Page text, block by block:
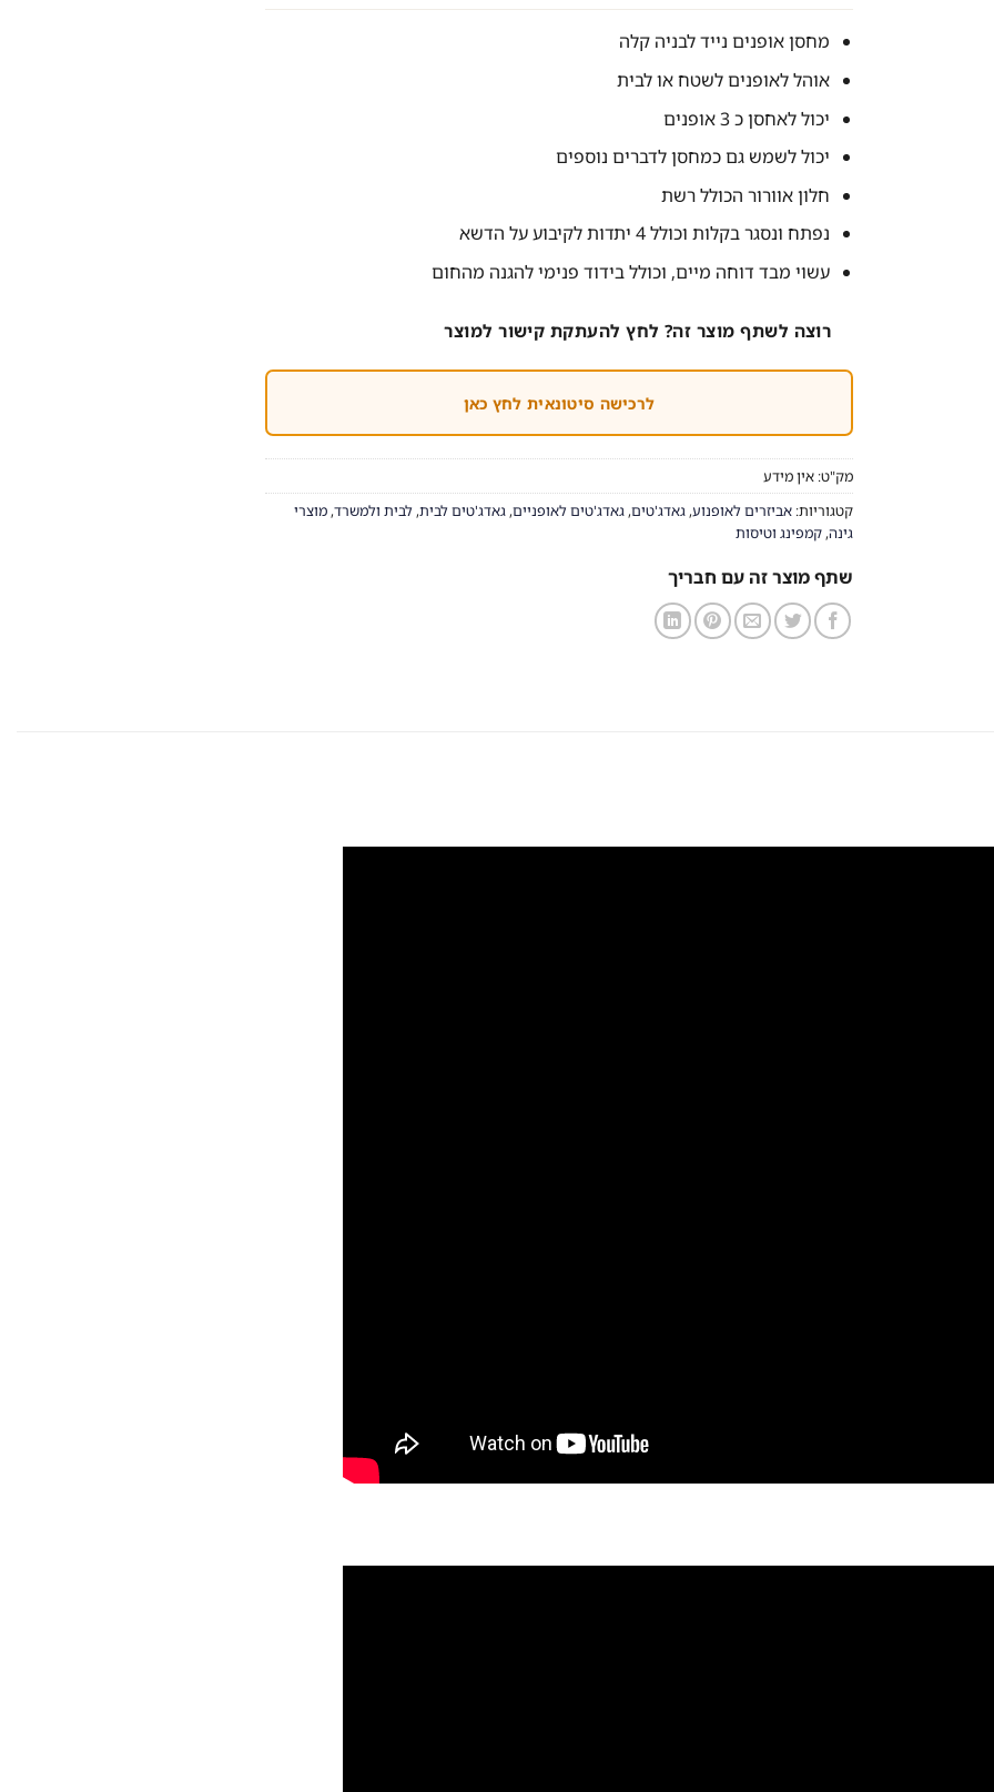
מחסן אופנים נייד לבניה קלה
אוהל לאופנים לשטח או לבית
יכול לאחסן כ 3 אופנים
יכול לשמש גם כמחסן לדברים נוספים
חלון אוורור הכולל רשת
נפתח ונסגר בקלות וכולל 4 יתדות לקיבוע על הדשא
עשוי מבד דוחה מיים, וכולל בידוד פנימי להגנה מהחום
רוצה לשתף מוצר זה? לחץ להעתקת קישור למוצר
לרכישה סיטונאית לחץ כאן
מק"ט: אין מידע
קטגוריות: אביזרים לאופנוע, גאדג'טים, גאדג'טים לאופניים, גאדג'טים לבית, לבית ולמשרד, מוצרי
גינה, קמפינג וטיסות
שתף מוצר זה עם חבריך